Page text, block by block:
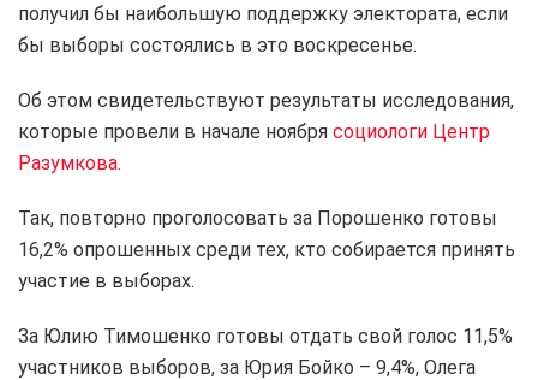
получил бы наибольшую поддержку электората, если
бы выборы состоялись в это воскресенье.
Об этом свидетельствуют результаты исследования,
которые провели в начале ноября социологи Центр
Разумкова.
Так, повторно проголосовать за Порошенко готовы
16,2% опрошенных среди тех, кто собирается принять
участие в выборах.
За Юлию Тимошенко готовы отдать свой голос 11,5%
участников выборов, за Юрия Бойко – 9,4%, Олега